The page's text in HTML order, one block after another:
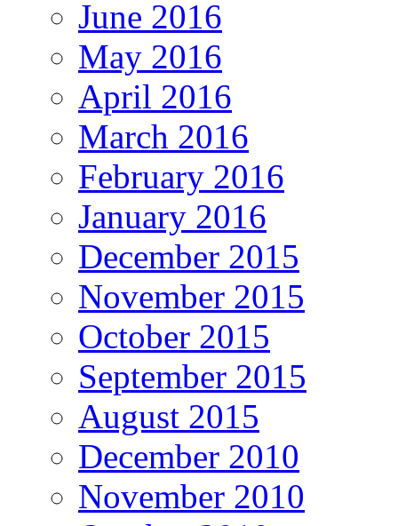
June 2016
May 2016
April 2016
March 2016
February 2016
January 2016
December 2015
November 2015
October 2015
September 2015
August 2015
December 2010
November 2010